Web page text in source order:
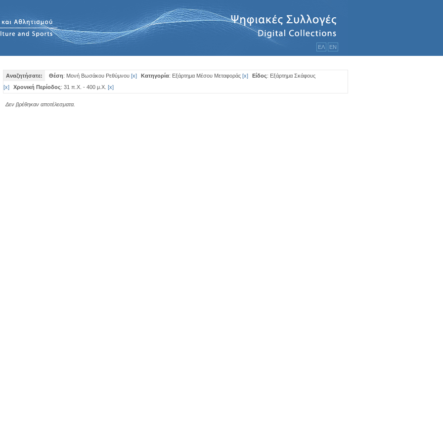
ΕΛ ΕΝ
Αναζητήσατε: Θέση: Μονή Βωσάκου Ρεθύμνου [x] Κατηγορία: Εξάρτημα Μέσου Μεταφοράς [x] Είδος: Εξάρτημα Σκάφους
[x] Χρονική Περίοδος: 31 π.Χ. - 400 μ.Χ. [x]
Δεν βρέθηκαν αποτέλεσματα.